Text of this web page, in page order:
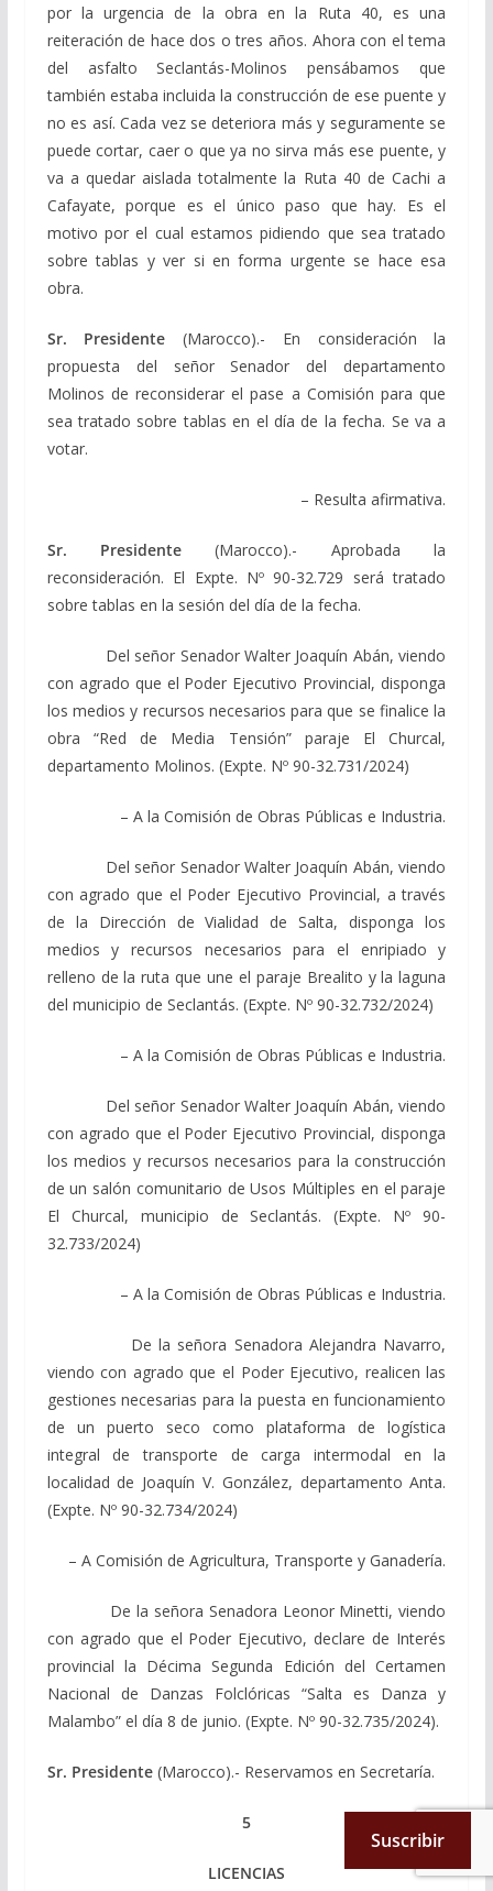
por la urgencia de la obra en la Ruta 40, es una
reiteración de hace dos o tres años. Ahora con el tema
del asfalto Seclantás-Molinos pensábamos que
también estaba incluida la construcción de ese puente y
no es así. Cada vez se deteriora más y seguramente se
puede cortar, caer o que ya no sirva más ese puente, y
va a quedar aislada totalmente la Ruta 40 de Cachi a
Cafayate, porque es el único paso que hay. Es el
motivo por el cual estamos pidiendo que sea tratado
sobre tablas y ver si en forma urgente se hace esa
obra.
Sr. Presidente (Marocco).- En consideración la
propuesta del señor Senador del departamento
Molinos de reconsiderar el pase a Comisión para que
sea tratado sobre tablas en el día de la fecha. Se va a
votar.
– Resulta afirmativa.
Sr. Presidente (Marocco).- Aprobada la
reconsideración. El Expte. Nº 90-32.729 será tratado
sobre tablas en la sesión del día de la fecha.
Del señor Senador Walter Joaquín Abán, viendo
con agrado que el Poder Ejecutivo Provincial, disponga
los medios y recursos necesarios para que se finalice la
obra “Red de Media Tensión” paraje El Churcal,
departamento Molinos. (Expte. Nº 90-32.731/2024)
– A la Comisión de Obras Públicas e Industria.
Del señor Senador Walter Joaquín Abán, viendo
con agrado que el Poder Ejecutivo Provincial, a través
de la Dirección de Vialidad de Salta, disponga los
medios y recursos necesarios para el enripiado y
relleno de la ruta que une el paraje Brealito y la laguna
del municipio de Seclantás. (Expte. Nº 90-32.732/2024)
– A la Comisión de Obras Públicas e Industria.
Del señor Senador Walter Joaquín Abán, viendo
con agrado que el Poder Ejecutivo Provincial, disponga
los medios y recursos necesarios para la construcción
de un salón comunitario de Usos Múltiples en el paraje
El Churcal, municipio de Seclantás. (Expte. Nº 90-
32.733/2024)
– A la Comisión de Obras Públicas e Industria.
De la señora Senadora Alejandra Navarro,
viendo con agrado que el Poder Ejecutivo, realicen las
gestiones necesarias para la puesta en funcionamiento
de un puerto seco como plataforma de logística
integral de transporte de carga intermodal en la
localidad de Joaquín V. González, departamento Anta.
(Expte. Nº 90-32.734/2024)
– A Comisión de Agricultura, Transporte y Ganadería.
De la señora Senadora Leonor Minetti, viendo
con agrado que el Poder Ejecutivo, declare de Interés
provincial la Décima Segunda Edición del Certamen
Nacional de Danzas Folclóricas “Salta es Danza y
Malambo” el día 8 de junio. (Expte. Nº 90-32.735/2024).
Sr. Presidente(Marocco).- Reservamos en Secretaría.
5
LICENCIAS
Suscribir